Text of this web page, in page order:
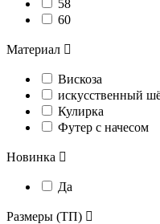
58
60
Материал 
Вискоза
искусственный
Кулирка
Футер с начесом
Новинка 
Да
Размеры (ТП) 